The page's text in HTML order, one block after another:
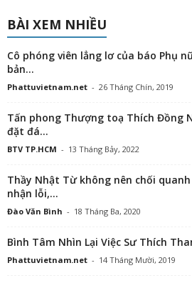
BÀI XEM NHIỀU
Cô phóng viên lẳng lơ của báo Phụ
bản...
Phattuvietnam.net - 26 Tháng Chín, 2019
Tấn phong Thượng toạ Thích Đồng
đặt đá...
BTV TP.HCM - 13 Tháng Bảy, 2022
Thầy Nhật Từ không nên chối
nhận lỗi,...
Đào Văn Bình - 18 Tháng Ba, 2020
Bình Tâm Nhìn Lại Việc Sư Thích
Phattuvietnam.net - 14 Tháng Mười, 2019